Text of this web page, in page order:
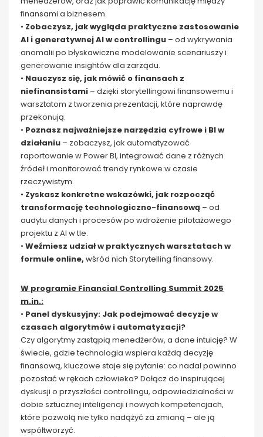
finansami a biznesem.
• Zobaczysz, jak wygląda praktyczne zastosowanie
AI i generatywnej AI w controllingu – od wykrywania
anomalii po błyskawiczne modelowanie scenariuszy i
generowanie insightów dla zarządu.
• Nauczysz się, jak mówić o finansach z
niefinansistami – dzięki storytellingowi finansowemu i
warsztatom z tworzenia prezentacji, które naprawdę
przekonują.
• Poznasz najważniejsze narzędzia cyfrowe i BI w
działaniu – zobaczysz, jak automatyzować
raportowanie w Power BI, integrować dane z różnych
źródeł i monitorować trendy rynkowe w czasie
rzeczywistym.
• Zyskasz konkretne wskazówki, jak rozpocząć
transformację technologiczno-finansową – od
audytu danych i procesów po wdrożenie pilotażowego
projektu z AI w tle.
• Weźmiesz udział w praktycznych warsztatach w
formule online, wśród nich Storytelling finansowy.
W programie Financial Controlling Summit 2025
m.in.:
• Panel dyskusyjny: Jak podejmować decyzje w
czasach algorytmów i automatyzacji?
Czy algorytmy zastąpią menedżerów, a dane intuicję? W
świecie, gdzie technologia wspiera każdą decyzję
finansową, kluczowe staje się pytanie: co nadal powinno
pozostać w rękach człowieka? Dołącz do inspirującej
dyskusji o przyszłości controllingu, odpowiedzialności w
dobie sztucznej inteligencji i nowych kompetencjach,
które pozwolą nie tylko nadążyć za zmianą – ale ją
współtworzyć.